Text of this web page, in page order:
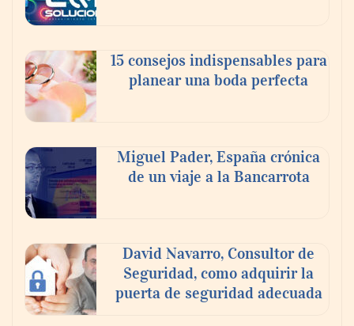
En el Día de la Cerveza, Grupo Modelo
mundo elige para reunirse: 7 de cada 10 la
escogen
compromiso para el eclipse solar del 12 de
agosto
15 consejos indispensables para
planear una boda perfecta
Miguel Pader, España crónica
de un viaje a la Bancarrota
David Navarro, Consultor de
Seguridad, como adquirir la
puerta de seguridad adecuada